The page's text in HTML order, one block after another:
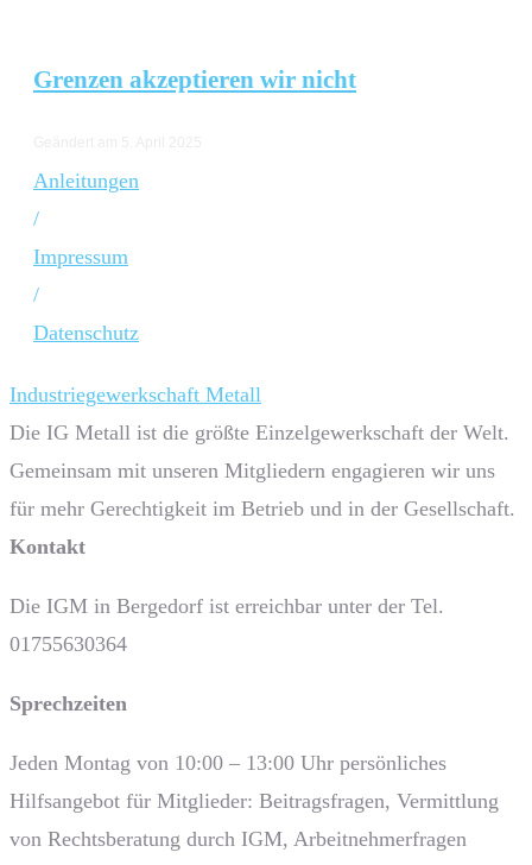
Grenzen akzeptieren wir nicht
Anleitungen
/
Impressum
/
Datenschutz
Industriegewerkschaft Metall
Die IG Metall ist die größte Einzelgewerkschaft der Welt.
Gemeinsam mit unseren Mitgliedern engagieren wir uns
für mehr Gerechtigkeit im Betrieb und in der Gesellschaft.
Kontakt
Die IGM in Bergedorf ist erreichbar unter der Tel.
01755630364
Sprech­zeiten
Jeden Montag von 10:00 – 13:00 Uhr persönliches
Hilfsangebot für Mitglieder: Beitragsfragen, Vermittlung
von Rechtsberatung durch IGM, Arbeitnehmerfragen